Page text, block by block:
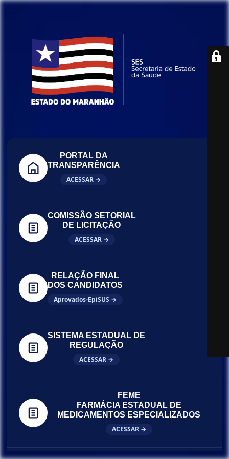
PORTAL DA
TRANSPARÊNCIA
ACESSAR →
COMISSÃO SETORIAL
DE LICITAÇÃO
ACESSAR →
RELAÇÃO FINAL
DOS CANDIDATOS
Aprovados-EpiSUS →
SISTEMA ESTADUAL DE
REGULAÇÃO
ACESSAR →
FEME
FARMÁCIA ESTADUAL DE
MEDICAMENTOS ESPECIALIZADOS
ACESSAR →